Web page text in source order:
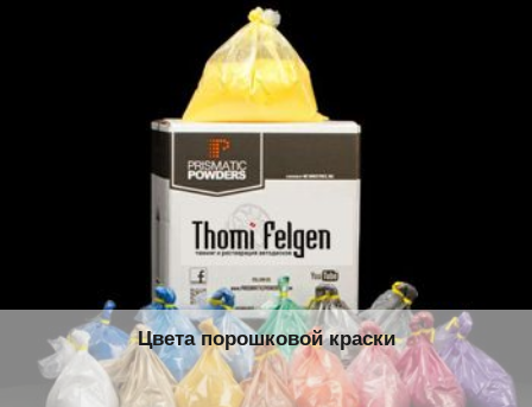
Цвета порошковой краски